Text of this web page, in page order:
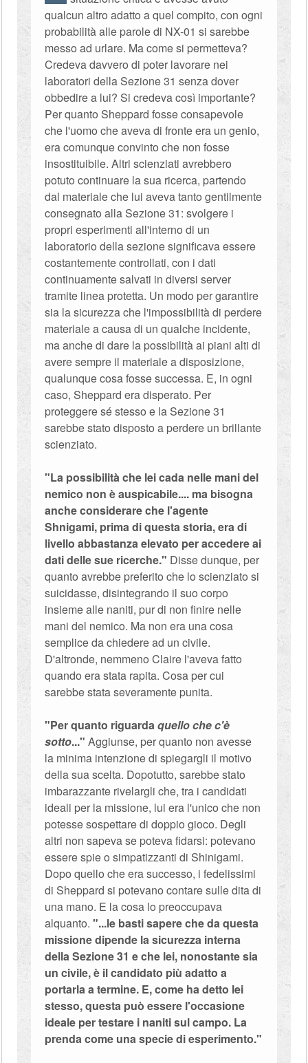
qualcun altro adatto a quel compito, con ogni
probabilità alle parole di NX-01 si sarebbe
messo ad urlare. Ma come si permetteva?
Credeva davvero di poter lavorare nei
laboratori della Sezione 31 senza dover
obbedire a lui? Si credeva così importante?
Per quanto Sheppard fosse consapevole
che l'uomo che aveva di fronte era un genio,
era comunque convinto che non fosse
insostituibile. Altri scienziati avrebbero
potuto continuare la sua ricerca, partendo
dal materiale che lui aveva tanto gentilmente
consegnato alla Sezione 31: svolgere i
propri esperimenti all'interno di un
laboratorio della sezione significava essere
costantemente controllati, con i dati
continuamente salvati in diversi server
tramite linea protetta. Un modo per garantire
sia la sicurezza che l'impossibilità di perdere
materiale a causa di un qualche incidente,
ma anche di dare la possibilità ai piani alti di
avere sempre il materiale a disposizione,
qualunque cosa fosse successa. E, in ogni
caso, Sheppard era disperato. Per
proteggere sé stesso e la Sezione 31
sarebbe stato disposto a perdere un brillante
scienziato.
"La possibilità che lei cada nelle mani del
nemico non è auspicabile.... ma bisogna
anche considerare che l'agente
Shnigami, prima di questa storia, era di
livello abbastanza elevato per accedere ai
dati delle sue ricerche." Disse dunque, per
quanto avrebbe preferito che lo scienziato si
suicidasse, disintegrando il suo corpo
insieme alle naniti, pur di non finire nelle
mani del nemico. Ma non era una cosa
semplice da chiedere ad un civile.
D'altronde, nemmeno Claire l'aveva fatto
quando era stata rapita. Cosa per cui
sarebbe stata severamente punita.
"Per quanto riguardaquello che c'è
sotto..."Aggiunse, per quanto non avesse
la minima intenzione di spiegargli il motivo
della sua scelta. Dopotutto, sarebbe stato
imbarazzante rivelargli che, tra i candidati
ideali per la missione, lui era l'unico che non
potesse sospettare di doppio gioco. Degli
altri non sapeva se poteva fidarsi: potevano
essere spie o simpatizzanti di Shinigami.
Dopo quello che era successo, i fedelissimi
di Sheppard si potevano contare sulle dita di
una mano. E la cosa lo preoccupava
alquanto."...le basti sapere che da questa
missione dipende la sicurezza interna
della Sezione 31 e che lei, nonostante sia
un civile, è il candidato più adatto a
portarla a termine. E, come ha detto lei
stesso, questa può essere l'occasione
ideale per testare i naniti sul campo. La
prenda come una specie di esperimento."